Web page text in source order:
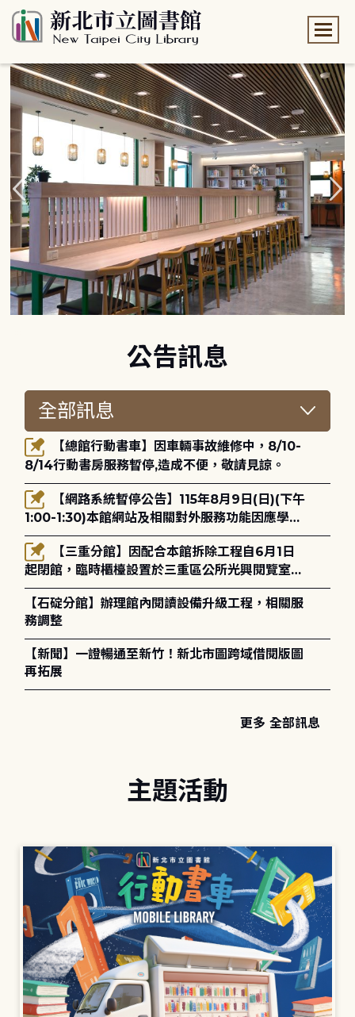
公告訊息
8/14行動書房服務暫停,造成不便，敬請見諒。
1:00-1:30)本館網站及相關對外服務功能因應學術
網路升級更新將暫停服務。
起閉館，臨時櫃檯設置於三重區公所光興閱覽室，
造成不便，敬請見諒。
【石碇分館】辦理館內閱讀設備升級工程，相關服
務調整
【新聞】一證暢通至新竹！新北市圖跨域借閱版圖
再拓展
更多 全部訊息
主題活動